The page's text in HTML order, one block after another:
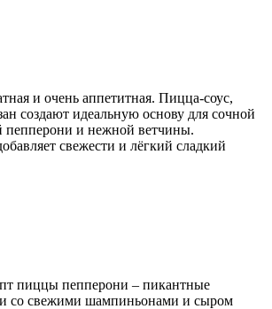
и очень аппетитная. Пицца-соус,
создают идеальную основу для сочной
пепперони и нежной ветчины.
свежести и лёгкий сладкий
пиццы пепперони – пикантные
со свежими шампиньонами и сыром